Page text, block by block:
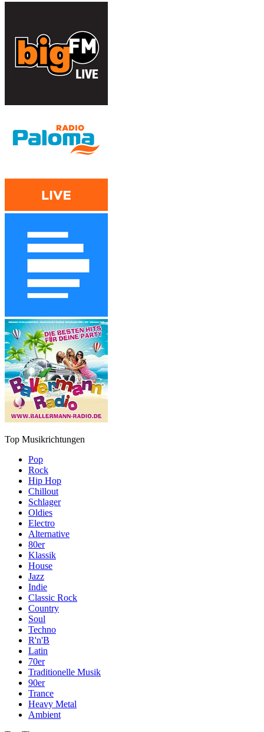
Top Musikrichtungen
Pop
Rock
Hip Hop
Chillout
Schlager
Oldies
Electro
Alternative
80er
Klassik
House
Jazz
Indie
Classic Rock
Country
Soul
Techno
R'n'B
Latin
70er
Traditionelle Musik
90er
Trance
Heavy Metal
Ambient